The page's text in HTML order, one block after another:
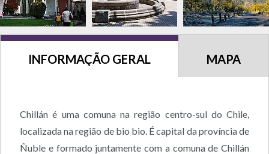
INFORMAÇÃO GERAL MAPA
Chillán é uma comuna na região centro-sul do Chile,
localizada na região de bio bio. É capital da província de
Ñuble e formado juntamente com a comuna de Chillán